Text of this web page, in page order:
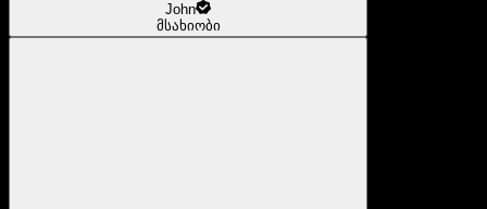
John
მსახიობი